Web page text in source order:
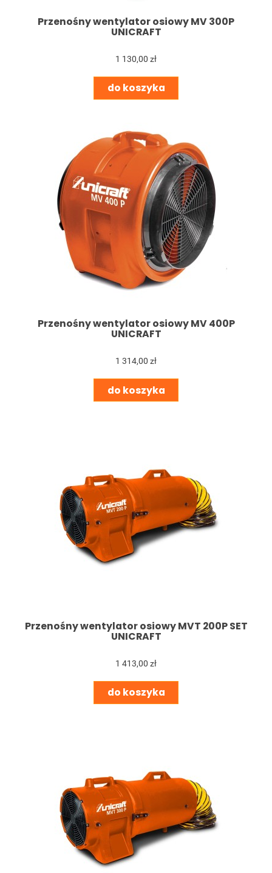
Przenośny wentylator osiowy MV 300P
UNICRAFT
1 130,00 zł
do koszyka
Przenośny wentylator osiowy MV 400P
UNICRAFT
1 314,00 zł
do koszyka
Przenośny wentylator osiowy MVT 200P SET
UNICRAFT
1 413,00 zł
do koszyka